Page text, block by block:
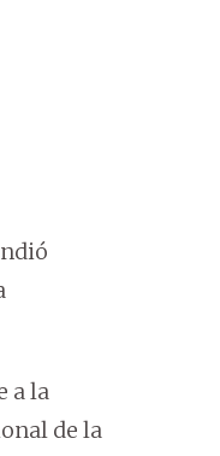
a la
de la